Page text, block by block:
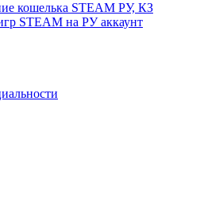
кошелька STEAM РУ, КЗ
STEAM на РУ аккаунт